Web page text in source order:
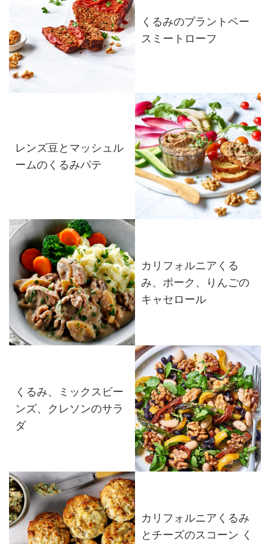
くるみのプラントベー
スミートローフ
レンズ豆とマッシュル
ームのくるみパテ
カリフォルニアくる
み、ポーク、りんごの
キャセロール
くるみ、ミックスビー
ンズ、クレソンのサラ
ダ
カリフォルニアくるみ
とチーズのスコーン く